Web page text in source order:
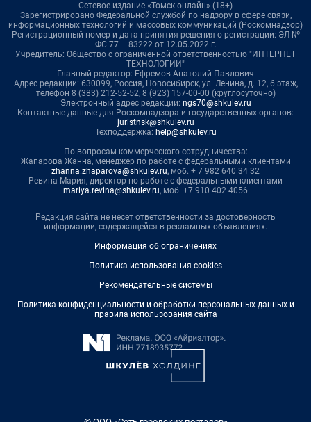
Сетевое издание «Томск онлайн» (18+)
Зарегистрировано Федеральной службой по надзору в сфере связи,
информационных технологий и массовых коммуникаций (Роскомнадзор)
Регистрационный номер и дата принятия решения о регистрации: ЭЛ №
ФС 77 – 83222 от 12.05.2022 г.
Учредитель: Общество с ограниченной ответственностью "ИНТЕРНЕТ
ТЕХНОЛОГИИ"
Главный редактор: Ефремов Анатолий Павлович
Адрес редакции: 630099, Россия, Новосибирск, ул. Ленина, д. 12, 6 этаж,
телефон 8 (383) 212-52-52, 8 (923) 157-00-00 (круглосуточно)
Электронный адрес редакции: ngs70@shkulev.ru
Контактные данные для Роскомнадзора и государственных органов:
juristnsk@shkulev.ru
Техподдержка: help@shkulev.ru
По вопросам коммерческого сотрудничества:
Жапарова Жанна, менеджер по работе с федеральными клиентами
zhanna.zhaparova@shkulev.ru, моб. + 7 982 640 34 32
Ревина Мария, директор по работе с федеральными клиентами
mariya.revina@shkulev.ru, моб. +7 910 402 4056
Редакция сайта не несет ответственности за достоверность
информации, содержащейся в рекламных объявлениях.
Информация об ограничениях
Политика использования cookies
Рекомендательные системы
Политика конфиденциальности и обработки персональных данных и
правила использования сайта